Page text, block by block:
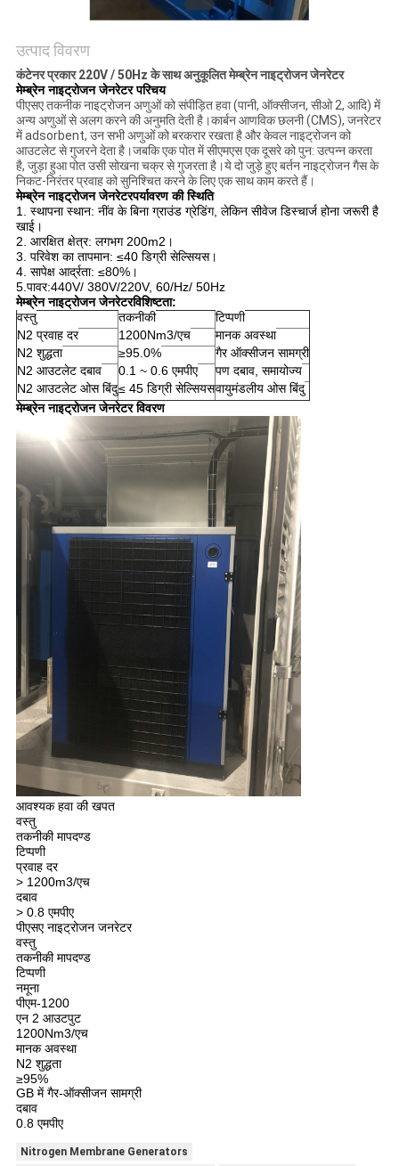
उत्पाद विवरण
कंटेनर प्रकार 220V / 50Hz के साथ अनुकूलित मेम्ब्रेन नाइट्रोजन जेनरेटर
मेम्ब्रेन नाइट्रोजन जेनरेटर परिचय
पीएसए तकनीक नाइट्रोजन अणुओं को संपीड़ित हवा (पानी, ऑक्सीजन, सीओ 2, आदि) में
अन्य अणुओं से अलग करने की अनुमति देती है।कार्बन आणविक छलनी (CMS), जनरेटर
में adsorbent, उन सभी अणुओं को बरकरार रखता है और केवल नाइट्रोजन को
आउटलेट से गुजरने देता है।जबकि एक पोत में सीएमएस एक दूसरे को पुन: उत्पन्न करता
है, जुड़ा हुआ पोत उसी सोखना चक्र से गुजरता है।ये दो जुड़े हुए बर्तन नाइट्रोजन गैस के
निकट-निरंतर प्रवाह को सुनिश्चित करने के लिए एक साथ काम करते हैं।
मेम्ब्रेन नाइट्रोजन जेनरेटरपर्यावरण की स्थिति
1. स्थापना स्थान: नींव के बिना ग्राउंड ग्रेडिंग, लेकिन सीवेज डिस्चार्ज होना जरूरी है
खाई।
2. आरक्षित क्षेत्र: लगभग 200m2।
3. परिवेश का तापमान: ≤40 डिग्री सेल्सियस।
4. सापेक्ष आर्द्रता: ≤80%।
5.पावर:440V/ 380V/220V, 60/Hz/ 50Hz
मेम्ब्रेन नाइट्रोजन जेनरेटरविशिष्टता:
वस्तु
तकनीकी
टिप्पणी
N2 प्रवाह दर
1200Nm3/एच
मानक अवस्था
N2 शुद्धता
≥95.0%
गैर ऑक्सीजन सामग्री
N2 आउटलेट दबाव
0.1 ~ 0.6 एमपीए
पण दबाव, समायोज्य
N2 आउटलेट ओस बिंदु≤ 45 डिग्री सेल्सियसवायुमंडलीय ओस बिंदु
मेम्ब्रेन नाइट्रोजन जेनरेटर विवरण
आवश्यक हवा की खपत
वस्तु
तकनीकी मापदण्ड
टिप्पणी
प्रवाह दर
> 1200m3/एच
दबाव
> 0.8 एमपीए
पीएसए नाइट्रोजन जनरेटर
वस्तु
तकनीकी मापदण्ड
टिप्पणी
नमूना
पीएम-1200
एन 2 आउटपुट
1200Nm3/एच
मानक अवस्था
N2 शुद्धता
≥95%
GB में गैर-ऑक्सीजन सामग्री
दबाव
0.8 एमपीए
Nitrogen Membrane Generators